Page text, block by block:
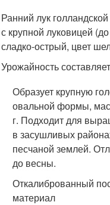
Ранний лук
с крупной луковицей
сладко-острый, цвет
Урожайность
Образует крупную
овальной формы,
г. Подходит для
в засушливых
песчаной землей.
до весны.
Откалиброванный
материал